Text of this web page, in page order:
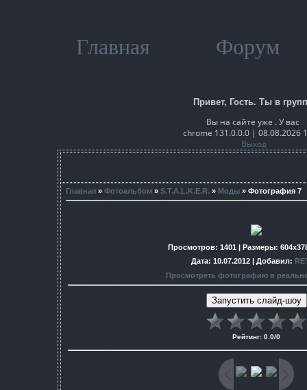
Главная Форум
Привет, Гость. Ты в
Вы на сайте уже . У вас
chrome 131.0.0.0 | 08.08.2026
Выход
Главная » Фотоальбом » S.T.A.L.K.E.R. » Моды » Фотография 7
Просмотров: 1401 | Размеры:
Дата: 10.07.2012 | Добавил:
Просмотреть фотографию в
Рейтинг: 0.0/0